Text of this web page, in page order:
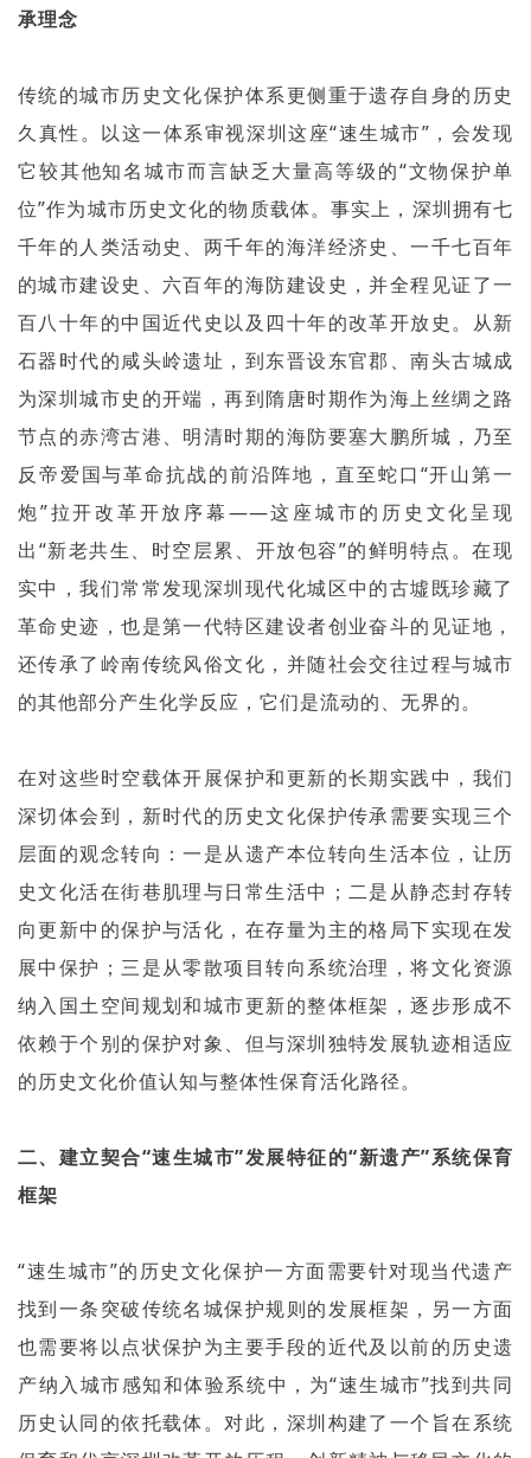
承理念
传统的城市历史文化保护体系更侧重于遗存自身的历史
久真性。以这一体系审视深圳这座“速生城市”，会发现
它较其他知名城市而言缺乏大量高等级的“文物保护单
位”作为城市历史文化的物质载体。事实上，深圳拥有七
千年的人类活动史、两千年的海洋经济史、一千七百年
的城市建设史、六百年的海防建设史，并全程见证了一
百八十年的中国近代史以及四十年的改革开放史。从新
石器时代的咸头岭遗址，到东晋设东官郡、南头古城成
为深圳城市史的开端，再到隋唐时期作为海上丝绸之路
节点的赤湾古港、明清时期的海防要塞大鹏所城，乃至
反帝爱国与革命抗战的前沿阵地，直至蛇口“开山第一
炮”拉开改革开放序幕——这座城市的历史文化呈现
出“新老共生、时空层累、开放包容”的鲜明特点。在现
实中，我们常常发现深圳现代化城区中的古墟既珍藏了
革命史迹，也是第一代特区建设者创业奋斗的见证地，
还传承了岭南传统风俗文化，并随社会交往过程与城市
的其他部分产生化学反应，它们是流动的、无界的。
在对这些时空载体开展保护和更新的长期实践中，我们
深切体会到，新时代的历史文化保护传承需要实现三个
层面的观念转向：一是从遗产本位转向生活本位，让历
史文化活在街巷肌理与日常生活中；二是从静态封存转
向更新中的保护与活化，在存量为主的格局下实现在发
展中保护；三是从零散项目转向系统治理，将文化资源
纳入国土空间规划和城市更新的整体框架，逐步形成不
依赖于个别的保护对象、但与深圳独特发展轨迹相适应
的历史文化价值认知与整体性保育活化路径。
二、建立契合“速生城市”发展特征的“新遗产”系统保育
框架
“速生城市”的历史文化保护一方面需要针对现当代遗产
找到一条突破传统名城保护规则的发展框架，另一方面
也需要将以点状保护为主要手段的近代及以前的历史遗
产纳入城市感知和体验系统中，为“速生城市”找到共同
历史认同的依托载体。对此，深圳构建了一个旨在系统